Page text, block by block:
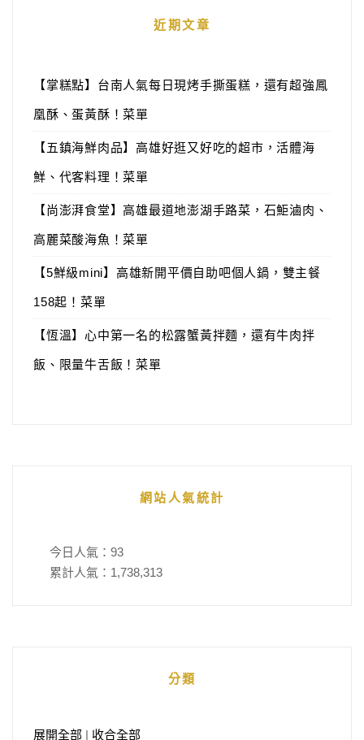
近期文章
【掌糕點】台南人氣每日現烤手撕蛋糕，還有超強鳳
凰酥、蛋黃酥！菜單
【五鎮海鮮肉品】高雄好逛又好吃的超市，活體海
鮮、代客料理！菜單
【尚澎湃食堂】高雄最道地澎湖手路菜，石鮔滷肉、
高麗菜酸海魚！菜單
【5鮮級mini】高雄新開平價自助吧個人鍋，雙主餐
158起！菜單
【恆溫】心中第一名的松露蟹黃拌麵，還有牛肉拌
飯、限量牛舌飯！菜單
網站人氣統計
今日人氣： 93
累計人氣： 1,738,313
分類
展開全部 | 收合全部